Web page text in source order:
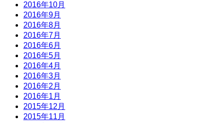
2016年10月
2016年9月
2016年8月
2016年7月
2016年6月
2016年5月
2016年4月
2016年3月
2016年2月
2016年1月
2015年12月
2015年11月